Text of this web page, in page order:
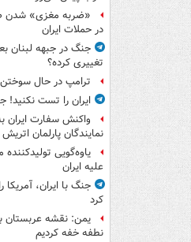
«ضربه مغزی» شدن
در حملات ایران
جنگ در جبهه لبنان
تغییری کرده؟
ترامپ در حال
ایران را تست نکنید!
واکنش سفارت ایران
نمایندگان پارلمان اتریش
یاوه‌گویی
علیه ایران
جنگ با ایران،
کرد
یمن: نقشه عربستان
نطفه خفه کردیم